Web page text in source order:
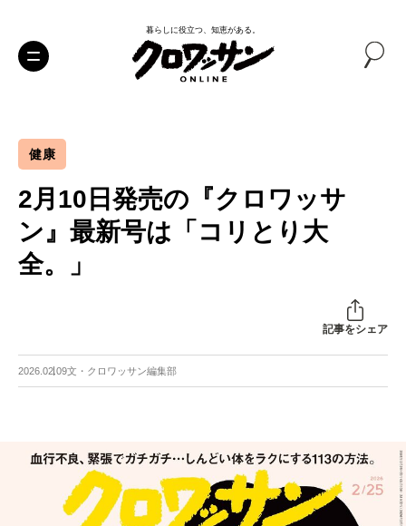
暮らしに役立つ、知恵がある。
健康
2月10日発売の『クロワッサ
ン』最新号は「コリとり大
全。」
記事をシェア
2026.02.09文・クロワッサン編集部